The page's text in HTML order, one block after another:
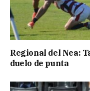
Regional del Nea:
duelo de punta